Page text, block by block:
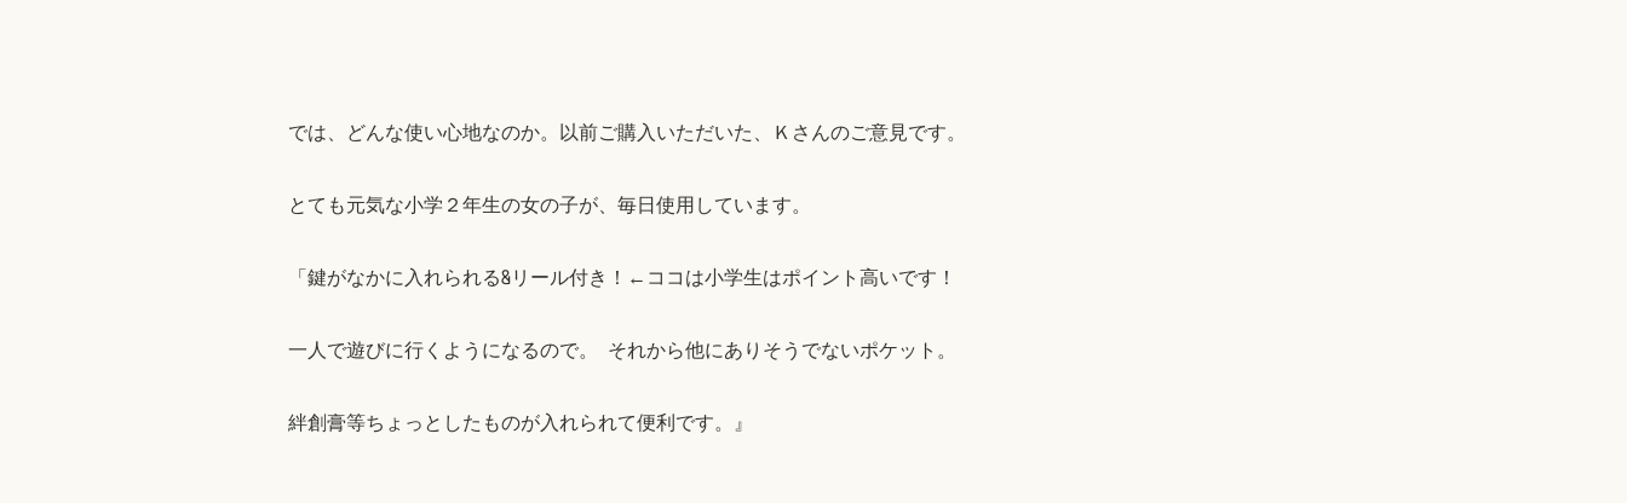
では、どんな使い心地なのか。以前ご購入いただいた、Ｋさんのご意見です。
とても元気な小学２年生の女の子が、毎日使用しています。
「鍵がなかに入れられる&リール付き！←ココは小学生はポイント高いです！
一人で遊びに行くようになるので。 それから他にありそうでないポケット。
絆創膏等ちょっとしたものが入れられて便利です。』